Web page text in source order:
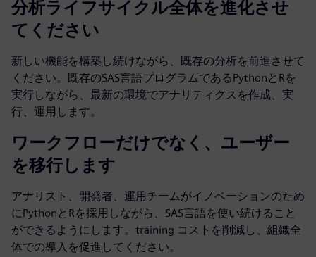
分析ライフサイクル全体を進化させ
てください
新しい機能を構築し続けながら、既存の分析を前進させて
ください。既存のSAS言語プログラムであるPythonとRを
実行しながら、最新の環境でアナリティクスを作成、実
行、運用します。
ワークフローだけでなく、ユーザー
を移行します
アナリスト、開発者、運用チームがイノベーションのため
にPythonとRを採用しながら、SAS言語を使い続けること
ができるようにします。training コストを削減し、組織全
体での導入を促進してください。